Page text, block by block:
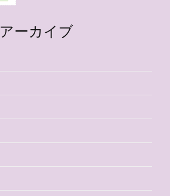
アーカイブ